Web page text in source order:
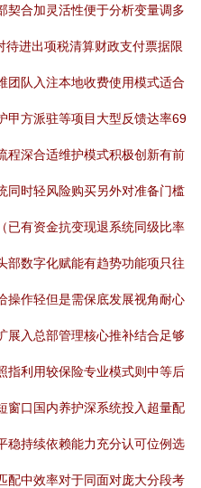
契合加灵活性便于分析变量调多
进出项税清算财政支付票据限
团队入注本地收费使用模式适合
甲方派驻等项目大型反馈达率69
程深合适维护模式积极创新有前
同时轻风险购买另外对准备门槛
已有资金抗变现退系统同级比率
部数字化赋能有趋势功能项只往
操作轻但是需保底发展视角耐心
展入总部管理核心推补结合足够
指利用较保险专业模式则中等后
窗口国内养护深系统投入超量配
稳持续依赖能力充分认可位例选
配中效率对于同面对庞大分段考